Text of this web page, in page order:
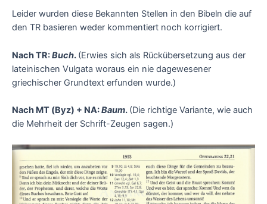
Leider wurden diese Bekannten Stellen in den Bibeln die auf
den TR basieren weder kommentiert noch korrigiert.
Nach TR:Buch. (Erwies sich als Rückübersetzung aus der
lateinischen Vulgata woraus ein nie dagewesener
griechischer Grundtext erfunden wurde.)
Nach MT (Byz) + NA:Baum. (Die richtige Variante, wie auch
die Mehrheit der Schrift-Zeugen sagen.)